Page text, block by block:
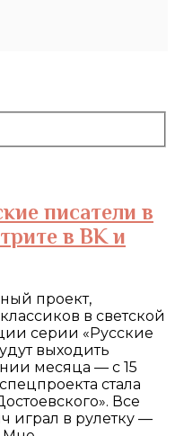
писатели в
в ВК и
проект,
в светской
серии «Русские
выходить
месяца — с 15
стала
Все
играл в рулетку —